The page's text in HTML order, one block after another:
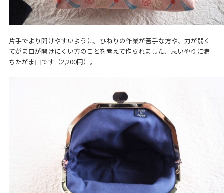
片手でより開けやすいように。ひねりの作業が苦手な方や、力が弱く
てがま口が開けにくい方のことを考えて作られました、思いやりに満
ちたがま口です（2,200円）。